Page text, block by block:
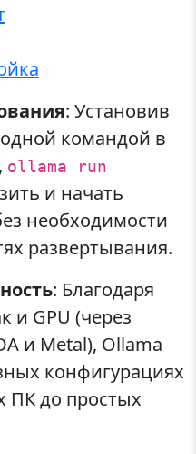
: Установив
командой в
ollama run
и начать
необходимости
развертывания.
: Благодаря
и GPU (через
и Metal), Ollama
конфигурациях
до простых